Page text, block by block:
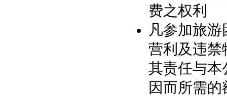
费之权利
凡参加旅
营利及违禁
其责任与本
因而所需